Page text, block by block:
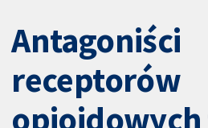
Antagoniści
receptorów